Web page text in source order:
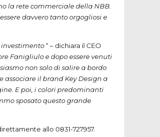
la rete commerciale della NBB.
davvero tanto orgogliosi e
investimento“ – dichiara il CEO
Fanigliulo e dopo essere venuti
non solo di salire a bordo
il brand Key Design a
E poi, i colori predominanti
sposato questo grande
allo 0831-727957.